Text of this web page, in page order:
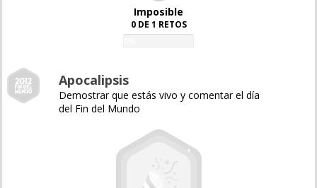
Imposible
0 DE 1 RETOS
Apocalipsis
Demostrar que estás vivo y comentar el día
del Fin del Mundo